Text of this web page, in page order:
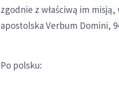
zgodnie z właściwą im
apostolska Verbum Domini,
Po polsku: